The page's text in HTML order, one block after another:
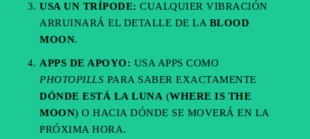
USA UN TRÍPODE: CUALQUIER VIBRACIÓN
ARRUINARÁ EL DETALLE DE LA BLOOD
MOON.
APPS DE APOYO: USA APPS COMO
PHOTOPILLS PARA SABER EXACTAMENTE
DÓNDE ESTÁ LA LUNA (WHERE IS THE
MOON) O HACIA DÓNDE SE MOVERÁ EN LA
PRÓXIMA HORA.